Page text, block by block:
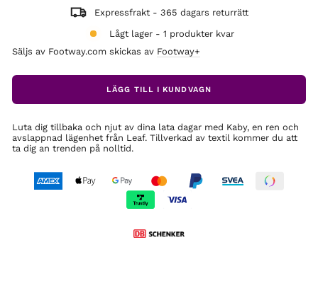
Expressfrakt - 365 dagars returrätt
Lågt lager - 1 produkter kvar
Säljs av Footway.com skickas av Footway+
LÄGG TILL I KUNDVAGN
Luta dig tillbaka och njut av dina lata dagar med Kaby, en ren och
avslappnad lägenhet från Leaf. Tillverkad av textil kommer du att
ta dig an trenden på nolltid.